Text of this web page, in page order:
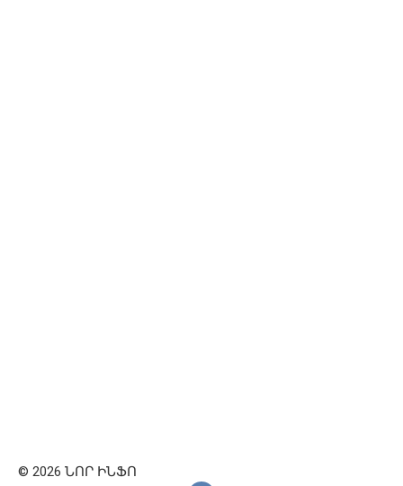
© 2026 ՆՈՐ ԻՆՖՈ